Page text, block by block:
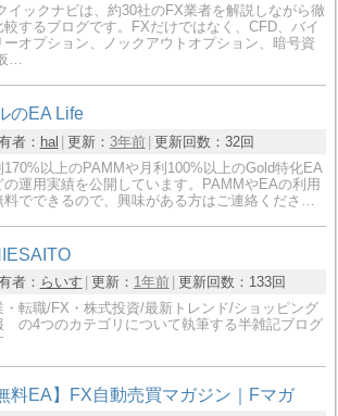
イックナビは、約30社のFX業者を解説しながら徹
較するブログです。FXだけではなく、CFD、バイ
ーオプション、ノックアウトオプション、暗号資
…
のEA Life
者： hal 更新： 3年前 更新回数： 32回
170%以上のPAMMや月利100%以上のGold特化EA
の運用実績を公開しています。PAMMやEAの利用
料でできるので、興味がある方はご連絡くださ…
者： らいす 更新： 1年前 更新回数： 133回
・転職/FX・株式投資/最新トレンド/ショッピング
の4つのカテゴリについて執筆する半雑記ブログ
料EA】FX自動売買マガジン｜Fマガ